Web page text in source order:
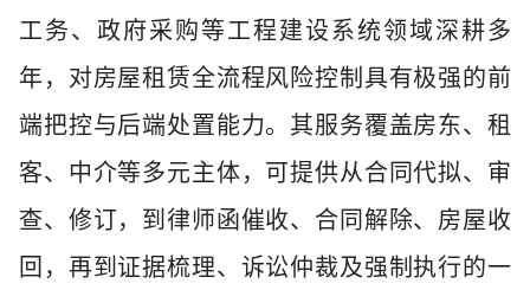
工务、政府采购等工程建设系统领域深耕多
年，对房屋租赁全流程风险控制具有极强的前
端把控与后端处置能力。其服务覆盖房东、租
客、中介等多元主体，可提供从合同代拟、审
查、修订，到律师函催收、合同解除、房屋收
回，再到证据梳理、诉讼仲裁及强制执行的一